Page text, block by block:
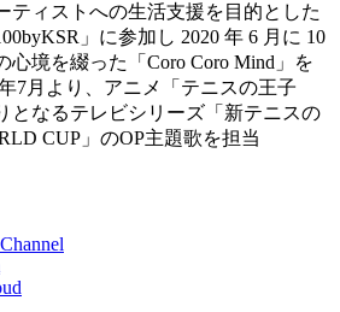
ティストへの生活支援を目的とした
」に参加し 2020 年 6 月に 10
心境を綴った「Coro Coro Mind」を
7月より、アニメ「テニスの王子
となるテレビシリーズ「新テニスの
CUP」のOP主題歌を担当